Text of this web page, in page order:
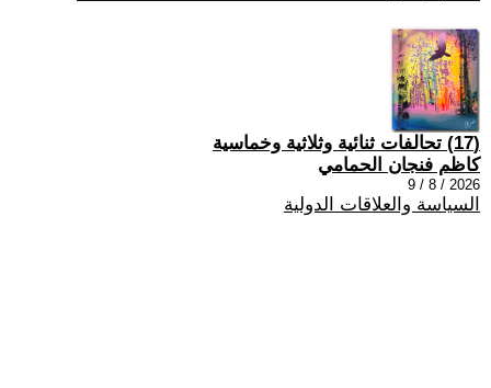
(17) تحالفات ثنائية وثلاثية وخماسية
كاظم فنجان الحمامي
2026 / 8 / 9
السياسة والعلاقات الدولية